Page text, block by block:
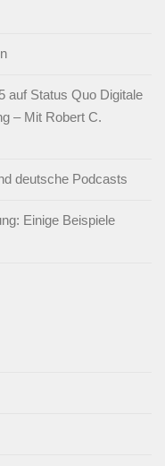
auf Status Quo Digitale
– Mit Robert C.
deutsche Podcasts
Einige Beispiele